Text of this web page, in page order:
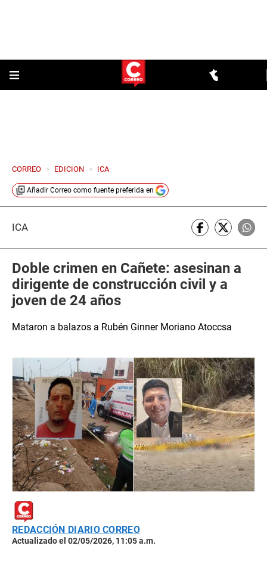
CORREO > EDICION > ICA
Añadir Correo como fuente preferida en
ICA
Doble crimen en Cañete: asesinan a
dirigente de construcción civil y a
joven de 24 años
Mataron a balazos a Rubén Ginner Moriano Atoccsa
REDACCIÓN DIARIO CORREO
Actualizado el 02/05/2026, 11:05 a.m.